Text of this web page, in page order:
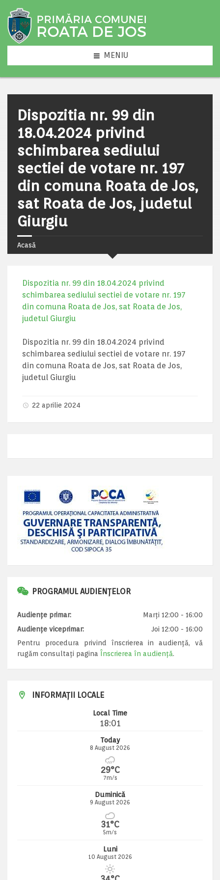
MENIU
Dispozitia nr. 99 din
18.04.2024 privind
schimbarea sediului
sectiei de votare nr. 197
din comuna Roata de Jos,
sat Roata de Jos, judetul
Giurgiu
Acasă
Dispozitia nr. 99 din 18.04.2024 privind
schimbarea sediului sectiei de votare nr. 197
din comuna Roata de Jos, sat Roata de Jos,
judetul Giurgiu
Dispozitia nr. 99 din 18.04.2024 privind
schimbarea sediului sectiei de votare nr. 197
din comuna Roata de Jos, sat Roata de Jos,
judetul Giurgiu
22 aprilie 2024
PROGRAMUL AUDIENȚELOR
Audiențe primar:
Marți 12:00 - 16:00
Audiențe viceprimar:
Joi 12:00 - 16:00
Pentru procedura privind înscrierea in audiență, vă
rugăm consultați pagina Înscrierea în audiență.
INFORMAȚII LOCALE
Local Time
18:01
Today
8 August 2026
29°C
7m/s
Duminică
9 August 2026
31°C
5m/s
Luni
10 August 2026